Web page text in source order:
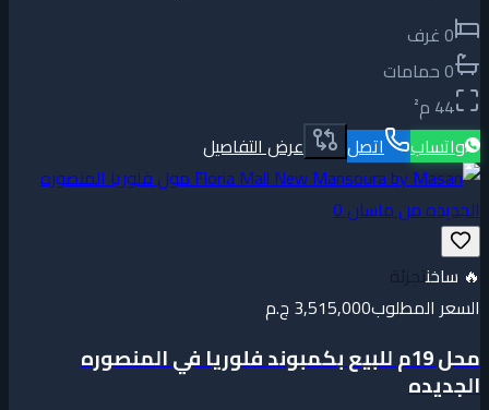
0غرف
0حمامات
44 م²
واتساب
اتصل عرض التفاصيل
🔥 ساخنتجزئة
السعر المطلوب3,515,000 ج.م
محل 19م للبيع بكمبوند فلوريا في المنصوره
الجديده